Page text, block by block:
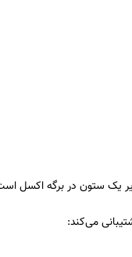
یک ستون در برگه اکسل
می‌کند: